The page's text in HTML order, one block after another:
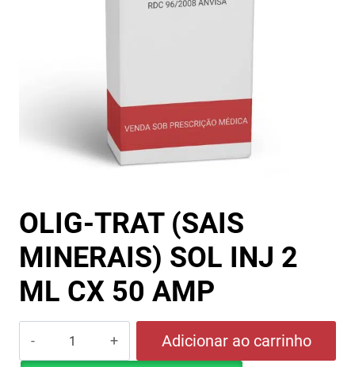
OLIG-TRAT (SAIS
MINERAIS) SOL INJ 2
ML CX 50 AMP
TRAT
Adicionar ao carrinho